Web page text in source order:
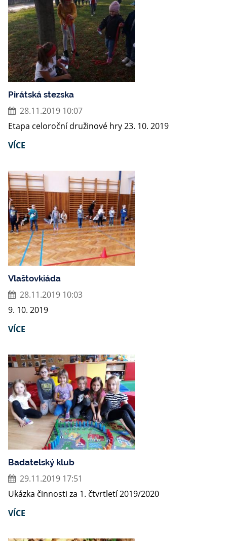
Pirátská stezska
28.11.2019 10:07
Etapa celoroční družinové hry 23. 10. 2019
VÍCE
Vlaštovkiáda
28.11.2019 10:03
9. 10. 2019
VÍCE
Badatelský klub
29.11.2019 17:51
Ukázka činnosti za 1. čtvrtletí 2019/2020
VÍCE